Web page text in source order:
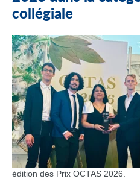
collégiale
édition des Prix OCTAS 2026.